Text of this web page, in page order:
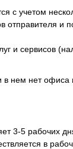
с учетом
отправителя и
и сервисов
нем нет офиса
3-5 рабочих
в